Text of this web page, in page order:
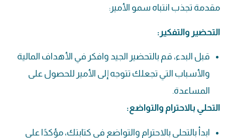
مقدمة تجذب انتباه سمو الأمير:
التحضير والتفكير:
قبل البدء، قم بالتحضير الجيد وافكر في الأهداف المالية
والأسباب التي تجعلك تتوجه إلى الأمير للحصول على
المساعدة.
التحلي بالاحترام والتواضع:
ابدأ بالتحلي بالاحترام والتواضع في كتابتك، مؤكدًا على